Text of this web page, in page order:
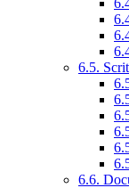
6.5.
6.6.